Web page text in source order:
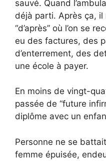
sauvé. Quand
déjà parti. Après ça, il
“d’après” où l’on se
eu des factures, des
d’enterrement, des
une école à payer.
En moins de vingt-
passée de “future
diplôme avec un
Personne ne se
femme épuisée,